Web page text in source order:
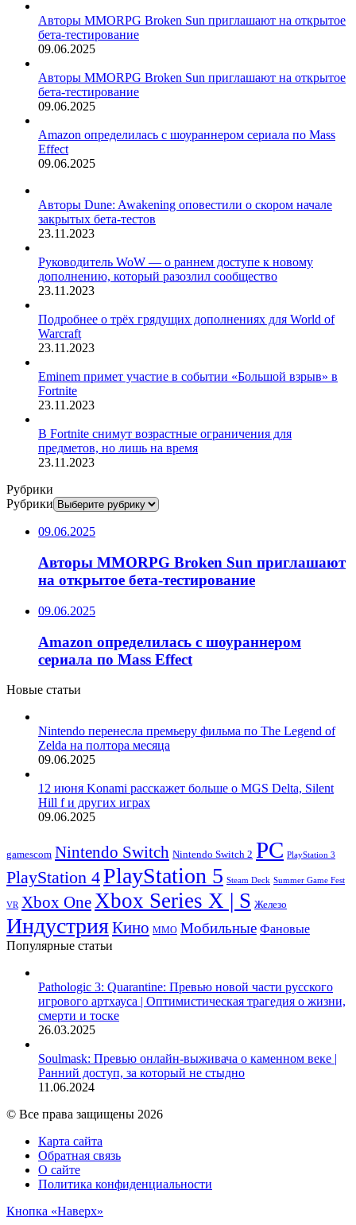
Авторы MMORPG Broken Sun приглашают на открытое
бета-тестирование
09.06.2025
Авторы MMORPG Broken Sun приглашают на открытое
бета-тестирование
09.06.2025
Amazon определилась с шоураннером сериала по Mass
Effect
09.06.2025
Авторы Dune: Awakening оповестили о скором начале
закрытых бета-тестов
23.11.2023
Руководитель WoW — о раннем доступе к новому
дополнению, который разозлил сообщество
23.11.2023
Подробнее о трёх грядущих дополнениях для World of
Warcraft
23.11.2023
Eminem примет участие в событии «Большой взрыв» в
Fortnite
23.11.2023
В Fortnite снимут возрастные ограничения для
предметов, но лишь на время
23.11.2023
Рубрики
Рубрики
09.06.2025
Авторы MMORPG Broken Sun приглашают
на открытое бета-тестирование
09.06.2025
Amazon определилась с шоураннером
сериала по Mass Effect
Новые статьи
Nintendo перенесла премьеру фильма по The Legend of
Zelda на полтора месяца
09.06.2025
12 июня Konami расскажет больше о MGS Delta, Silent
Hill f и других играх
09.06.2025
gamescom Nintendo Switch Nintendo Switch 2 PC PlayStation 3
PlayStation 4PlayStation 5 Steam Deck Summer Game Fest
VR Xbox OneXbox Series X | S Железо
ИндустрияКино ММО Мобильные Фановые
Популярные статьи
Pathologic 3: Quarantine: Превью новой части русского
игрового артхауса | Оптимистическая трагедия о жизни,
смерти и тоске
26.03.2025
Soulmask: Превью онлайн-выживача о каменном веке |
Ранний доступ, за который не стыдно
11.06.2024
© Все права защищены 2026
Карта сайта
Обратная связь
О сайте
Политика конфиденциальности
Кнопка «Наверх»